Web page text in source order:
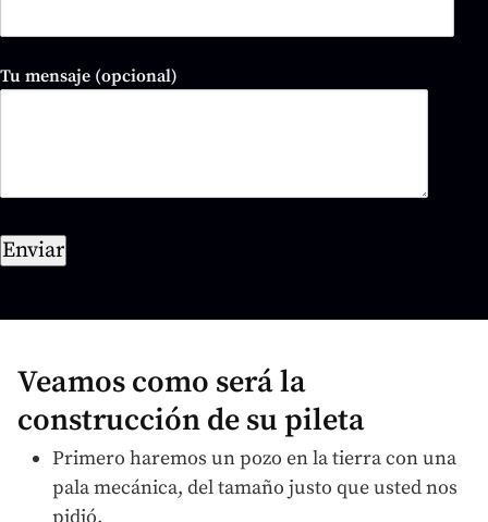
Tu mensaje (opcional)
Veamos como será la
construcción de su pileta
Primero haremos un pozo en la tierra con una
pala mecánica, del tamaño justo que usted nos